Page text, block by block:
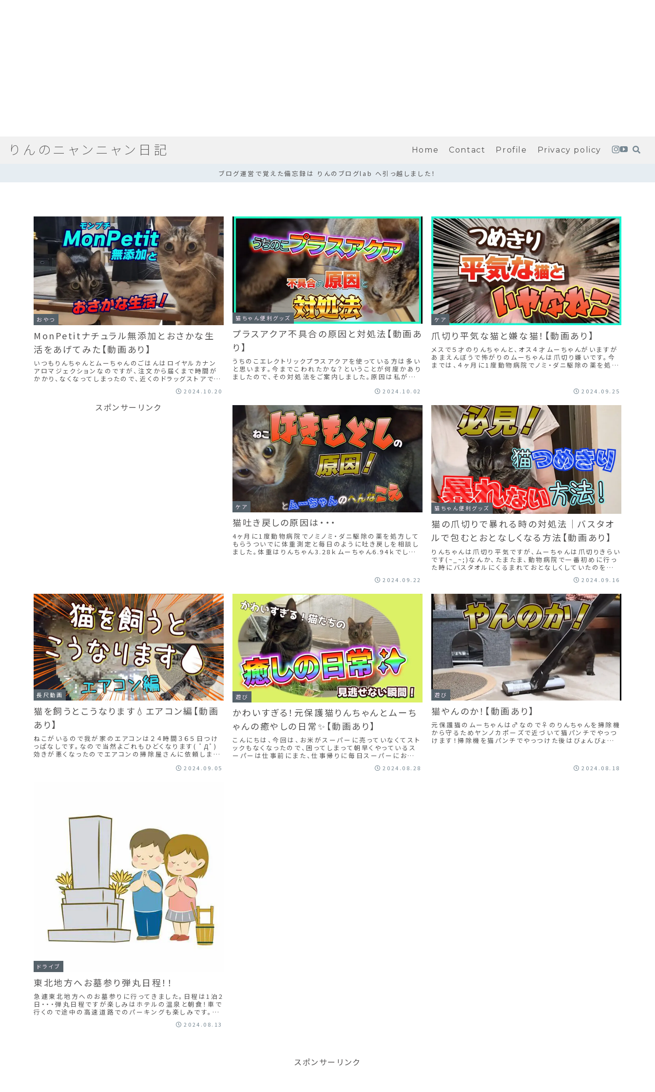
りんのニャンニャン日記 Home Contact Profile Privacy policy
ブログ運営で覚えた備忘録は りんのブログlab へ引っ越しました！
おやつ
MonPetitナチュラル無添加とおさかな生
活をあげてみた【動画あり】
いつもりんちゃんとムーちゃんのごはんはロイヤルカナン
アロマジェクションなのですが、注文から届くまで時間が
かかり、なくなってしまったので、近くのドラッグストアで間
に合わせに、モンプチナチュラル無添加とおさかな生活を
買ってきました。けっこう買ってきても食べないものもある
ので、どうかな～と思ったら、凄い食いつきでした！！
2024.10.20
猫ちゃん便利グッズ
プラスアクア不具合の原因と対処法【動画あ
り】
うちのこエレクトリックプラスアクアを使っている方は多い
と思います。今までこわれたかな？ということが何度かあり
ましたので、その対処法をご案内しました。原因は私がズ
2024.10.02
ケア
爪切り平気な猫と嫌な猫！【動画あり】
メスで５才のりんちゃんと、オス４才ムーちゃんがいますが
あまえんぼうで怖がりのムーちゃんは爪切り嫌いです。今
までは、４ヶ月に1度動物病院でノミ・ダニ駆除の薬を処方
2024.09.25
スポンサーリンク
ケア
猫吐き戻しの原因は・・・
4ヶ月に1度動物病院でノミノミ・ダニ駆除の薬を処方して
もらうついでに体重測定と毎日のように吐き戻しを相談し
ました。体重はりんちゃん3.28ｋムーちゃん6.94ｋでした。
で毎日ブラッシングした方がいいと言われました。へんな
2024.09.22
猫ちゃん便利グッズ
猫の爪切りで暴れる時の対処法｜バスタオ
ルで包むとおとなしくなる方法【動画あり】
りんちゃんは爪切り平気ですが、ムーちゃんは爪切りきらい
です(~_~;)なんか、たまたま、動物病院で一番初めに行っ
た時にバスタオルにくるまれておとなしくしていたのを思
隠したらおとなしく爪切り出来ました！試してみてね！
2024.09.16
長尺動画
猫を飼うとこうなります💧エアコン編【動画
あり】
ねこがいるので我が家のエアコンは２４時間３６５日つけ
っぱなしです。なので当然よごれもひどくなります( ﾟДﾟ)
効きが悪くなったのでエアコンの掃除屋さんに依頼しまし
日に来てくれてお値段もリーズナブルで助かりました。クリ
2024.09.05
遊び
かわいすぎる！元保護猫りんちゃんとムーち
ゃんの癒やしの日常✨【動画あり】
こんにちは、今回は、お米がスーパーに売っていなくてスト
ックもなくなったので、困ってしまって朝早くやっているス
ーパーは仕事前にまた、仕事帰りに毎日スーパーにお米
探しに出ていまして、疲れ果て昨日の夜にやっ...
2024.08.28
遊び
猫やんのか！【動画あり】
元保護猫のムーちゃんは♂なので♀のりんちゃんを掃除機
から守るためヤンノカポーズで近づいて猫パンチでやっつ
けます！掃除機を猫パンチでやっつけた後はびょんびょん
2024.08.18
ドライブ
東北地方へお墓参り弾丸日程！！
急遽東北地方へのお墓参りに行ってきました。日程は1泊2
日・・・弾丸日程ですが楽しみはホテルの温泉と朝食！車で
行くので途中の高速道路でのパーキングも楽しみです。今
年は、鯛焼きの中身がお好み焼きって言うのがはやってい
るなかな？何カ所かで見ました。食べてみたらおいしかっ
2024.08.13
スポンサーリンク